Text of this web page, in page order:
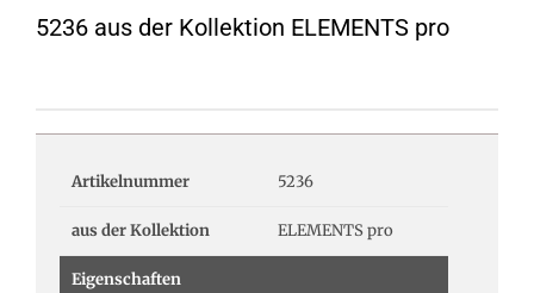
5236 aus der Kollektion ELEMENTS pro
Artikelnummer 5236
aus der Kollektion ELEMENTS pro
Eigenschaften